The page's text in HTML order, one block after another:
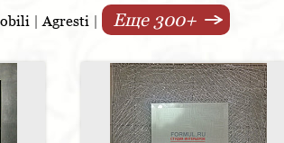
| Agresti | Еще 300+